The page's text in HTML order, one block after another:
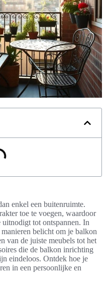
enkel een buitenruimte.
toe te voegen, waardoor
tot ontspannen. In
belicht om je balkon
van de juiste meubels tot het
die de balkon inrichting
eindeloos. Ontdek hoe je
in een persoonlijke en